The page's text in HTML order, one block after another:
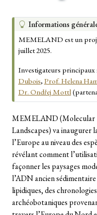
A
t
c
e
Informations
MEMELAND est un
juillet 2025.
Investigateurs principaux :
Dubois, Prof. Helena
Dr. Ondřej Mottl
MEMELAND (Molecular
Landscapes) va inaugurer
l’Europe au niveau des
révélant comment
façonner les paysages
l’ADN ancien
lipidiques, des
archéobotaniques